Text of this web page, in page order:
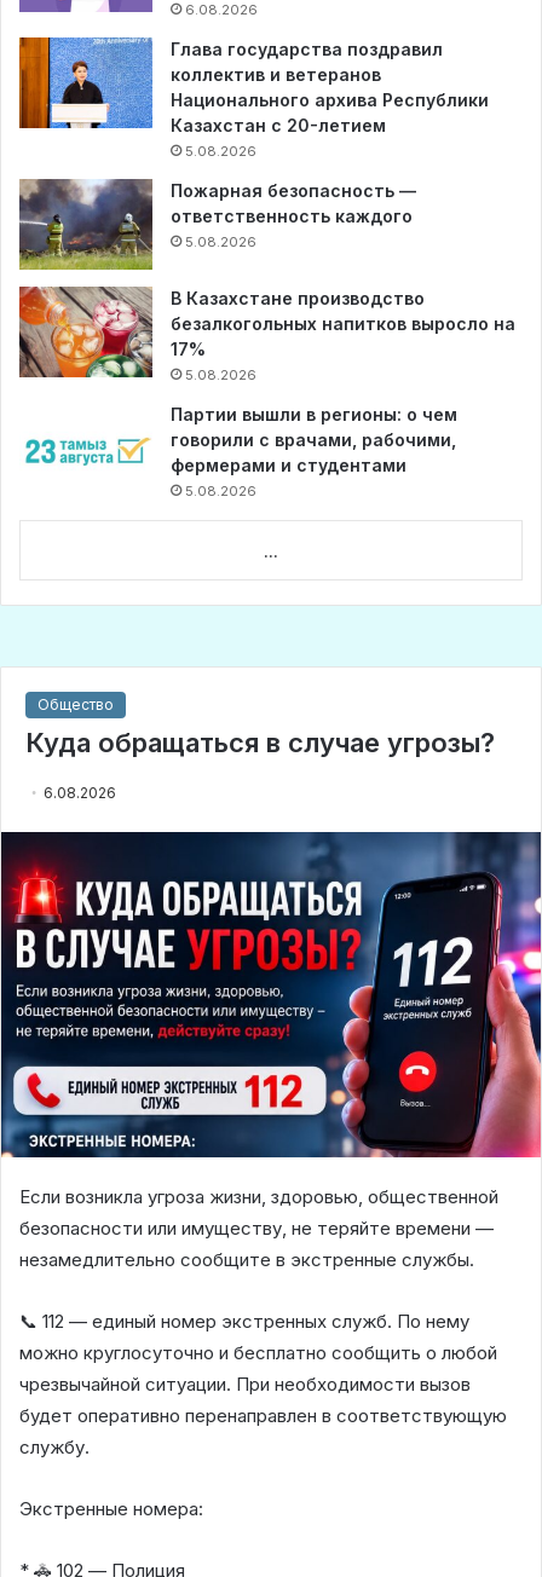
6.08.2026
Глава государства поздравил
коллектив и ветеранов
Национального архива Республики
Казахстан с 20-летием
5.08.2026
Пожарная безопасность —
ответственность каждого
5.08.2026
В Казахстане производство
безалкогольных напитков выросло на
17%
5.08.2026
Партии вышли в регионы: о чем
говорили с врачами, рабочими,
фермерами и студентами
5.08.2026
...